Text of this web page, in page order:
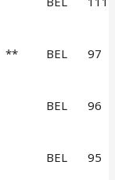
** BEL 97
BEL 96
BEL 95